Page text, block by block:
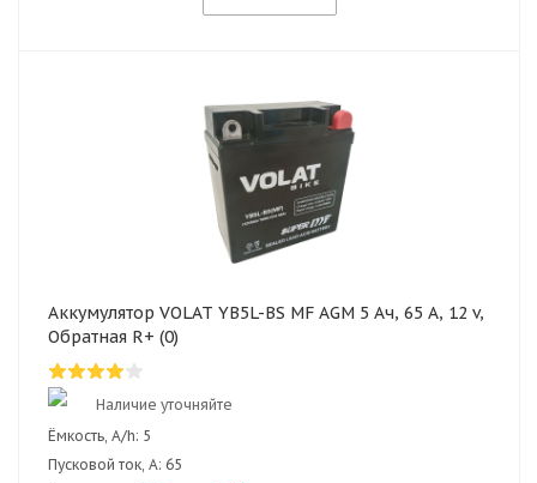
Аккумулятор VOLAT YB5L-BS MF AGM 5 Ач, 65 А, 12 v,
Обратная R+ (0)
Наличие уточняйте
Ёмкость, A/h: 5
Пусковой ток, А: 65